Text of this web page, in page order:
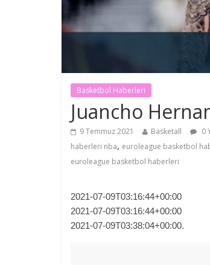
Basketbol Haberleri
Juancho
9 Temmuz 2021 Basketall 0
haberleri nba, euroleague basketbol
euroleague basketbol haberleri
2021-07-09T03:16:44+00:00
2021-07-09T03:16:44+00:00
2021-07-09T03:38:04+00:00.